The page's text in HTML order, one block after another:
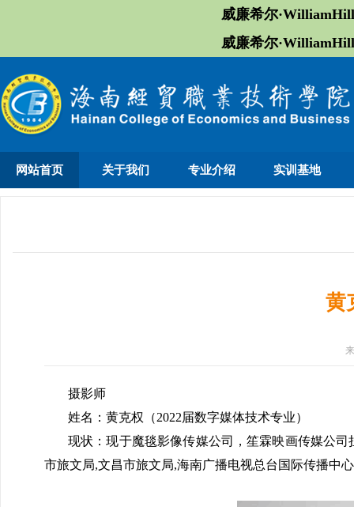
威廉希尔
威廉希尔
网站首页 关于我们 专业介绍 实训基地
黄
摄影师
姓名：黄克权（2022届数字媒体技术专业）
现状：现于魔毯影像传媒公司，笙霖映画传媒公
市旅文局,文昌市旅文局,海南广播电视总台国际传播中